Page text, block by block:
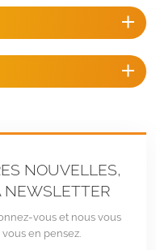
NOUVELLES,
vous et nous vous
en pensez.